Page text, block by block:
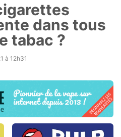
dans tous
tabac ?
à 12h31